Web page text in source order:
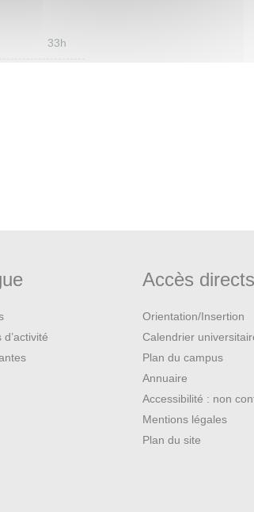
33h
Accès
Orientation/Insertion
Calendrier
Plan du campus
Annuaire
Accessibilité : non
Mentions légales
Plan du site